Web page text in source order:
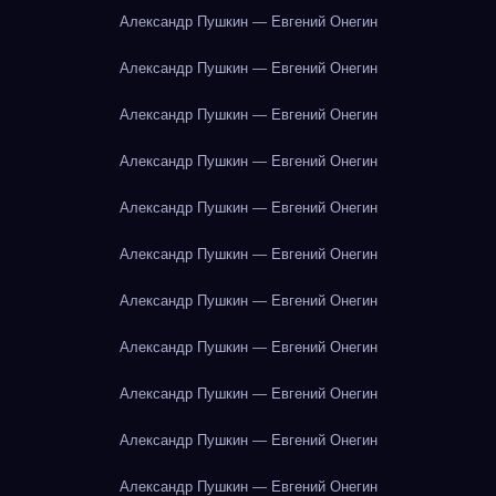
Александр Пушкин — Евгений Онегин
Александр Пушкин — Евгений Онегин
Александр Пушкин — Евгений Онегин
Александр Пушкин — Евгений Онегин
Александр Пушкин — Евгений Онегин
Александр Пушкин — Евгений Онегин
Александр Пушкин — Евгений Онегин
Александр Пушкин — Евгений Онегин
Александр Пушкин — Евгений Онегин
Александр Пушкин — Евгений Онегин
Александр Пушкин — Евгений Онегин